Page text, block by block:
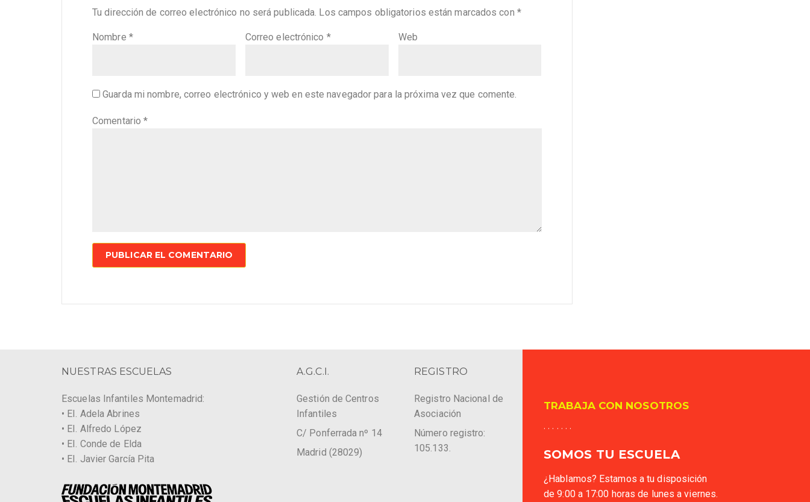
Tu dirección de correo electrónico no será publicada. Los campos obligatorios están marcados con *
Nombre * Correo electrónico * Web
Guarda mi nombre, correo electrónico y web en este navegador para la próxima vez que comente.
Comentario*
NUESTRAS ESCUELAS
Escuelas Infantiles Montemadrid:
• EI. Adela Abrines
• EI. Alfredo López
• EI. Conde de Elda
• EI. Javier García Pita
A.G.C.I.
Gestión de Centros
Infantiles
C/ Ponferrada nº 14
Madrid (28029)
REGISTRO
Registro Nacional de
Asociación
Número registro:
105.133.
TRABAJA CON NOSOTROS
. . . . . . .
SOMOS TU ESCUELA
¿Hablamos? Estamos a tu disposición
de 9:00 a 17:00 horas de lunes a viernes.